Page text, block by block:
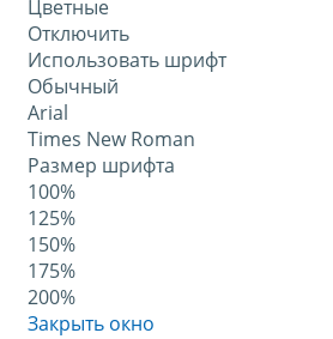
Цветные
Отключить
Использовать шрифт
Обычный
Arial
Times New Roman
Размер шрифта
100%
125%
150%
175%
200%
Закрыть окно